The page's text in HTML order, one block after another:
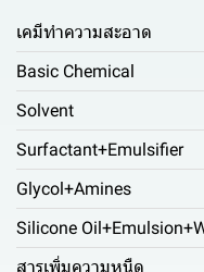
เคมีทำความสะอาด
Basic Chemical
Solvent
Surfactant+Emulsifier
Glycol+Amines
Silicone
สารเพิ่มความหนืด